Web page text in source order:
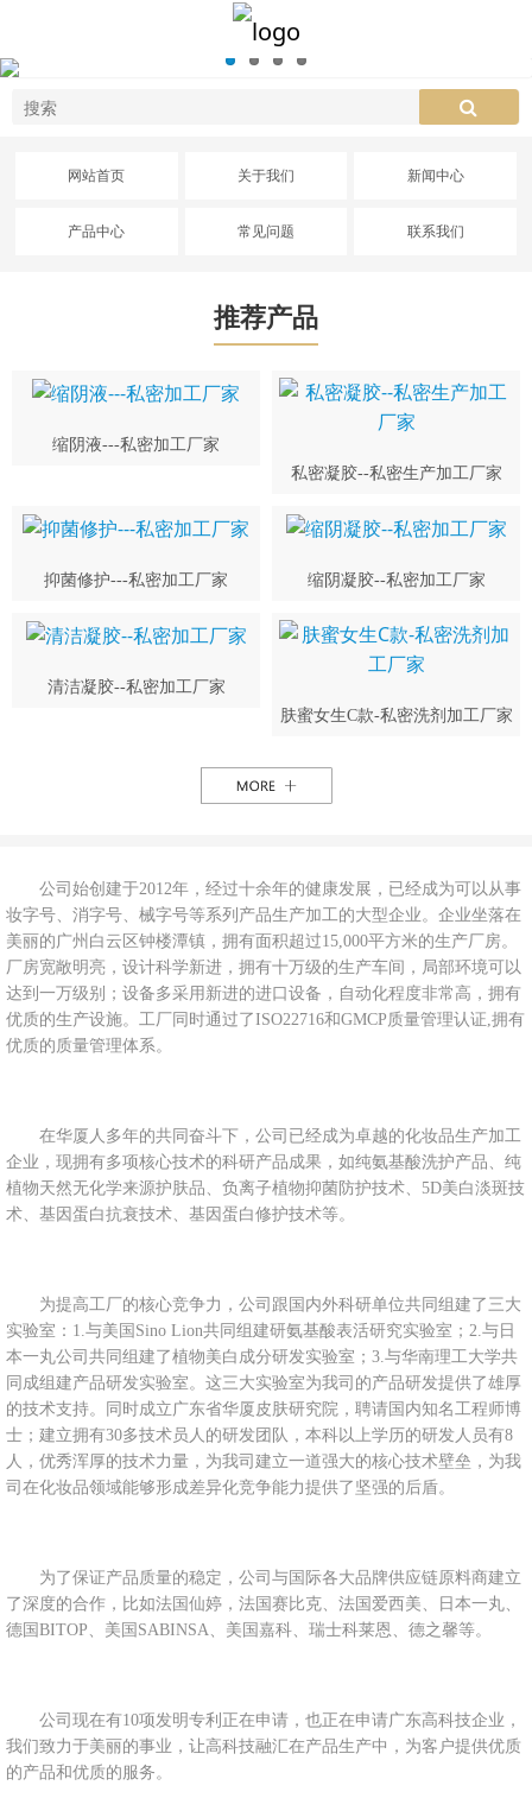
网站首页 关于我们 新闻中心
产品中心 常见问题 联系我们
推荐产品
缩阴液---私密加工厂家
私密凝胶--私密生产加工厂家
抑菌修护---私密加工厂家 缩阴凝胶--私密加工厂家
清洁凝胶--私密加工厂家
肤蜜女生C款-私密洗剂加工厂家
公司始创建于2012年，经过十余年的健康发展，已经成为可以从事
妆字号、消字号、械字号等系列产品生产加工的大型企业。企业坐落在
美丽的广州白云区钟楼潭镇，拥有面积超过15,000平方米的生产厂房。
厂房宽敞明亮，设计科学新进，拥有十万级的生产车间，局部环境可以
达到一万级别；设备多采用新进的进口设备，自动化程度非常高，拥有
优质的生产设施。工厂同时通过了ISO22716和GMCP质量管理认证,拥有
优质的质量管理体系。
在华厦人多年的共同奋斗下，公司已经成为卓越的化妆品生产加工
企业，现拥有多项核心技术的科研产品成果，如纯氨基酸洗护产品、纯
植物天然无化学来源护肤品、负离子植物抑菌防护技术、5D美白淡斑技
术、基因蛋白抗衰技术、基因蛋白修护技术等。
为提高工厂的核心竞争力，公司跟国内外科研单位共同组建了三大
实验室：1.与美国Sino Lion共同组建研氨基酸表活研究实验室；2.与日
本一丸公司共同组建了植物美白成分研发实验室；3.与华南理工大学共
同成组建产品研发实验室。这三大实验室为我司的产品研发提供了雄厚
的技术支持。同时成立广东省华厦皮肤研究院，聘请国内知名工程师博
士；建立拥有30多技术员人的研发团队，本科以上学历的研发人员有8
人，优秀浑厚的技术力量，为我司建立一道强大的核心技术壁垒，为我
司在化妆品领域能够形成差异化竞争能力提供了坚强的后盾。
为了保证产品质量的稳定，公司与国际各大品牌供应链原料商建立
了深度的合作，比如法国仙婷，法国赛比克、法国爱西美、日本一丸、
德国BITOP、美国SABINSA、美国嘉科、瑞士科莱恩、德之馨等。
公司现在有10项发明专利正在申请，也正在申请广东高科技企业，
我们致力于美丽的事业，让高科技融汇在产品生产中，为客户提供优质
的产品和优质的服务。